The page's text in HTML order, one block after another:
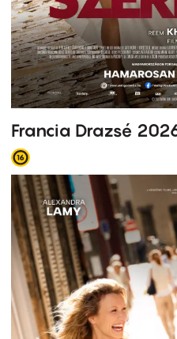
Francia Drazsé